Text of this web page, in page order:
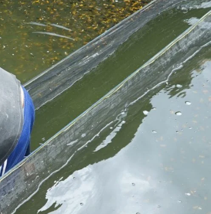
Molly
Channa
Koi
Koki
Guppy
Platy
Glofish
Danio
Manfish
Discuss
Palmas
Kura-kura
KATEGORI
Berita